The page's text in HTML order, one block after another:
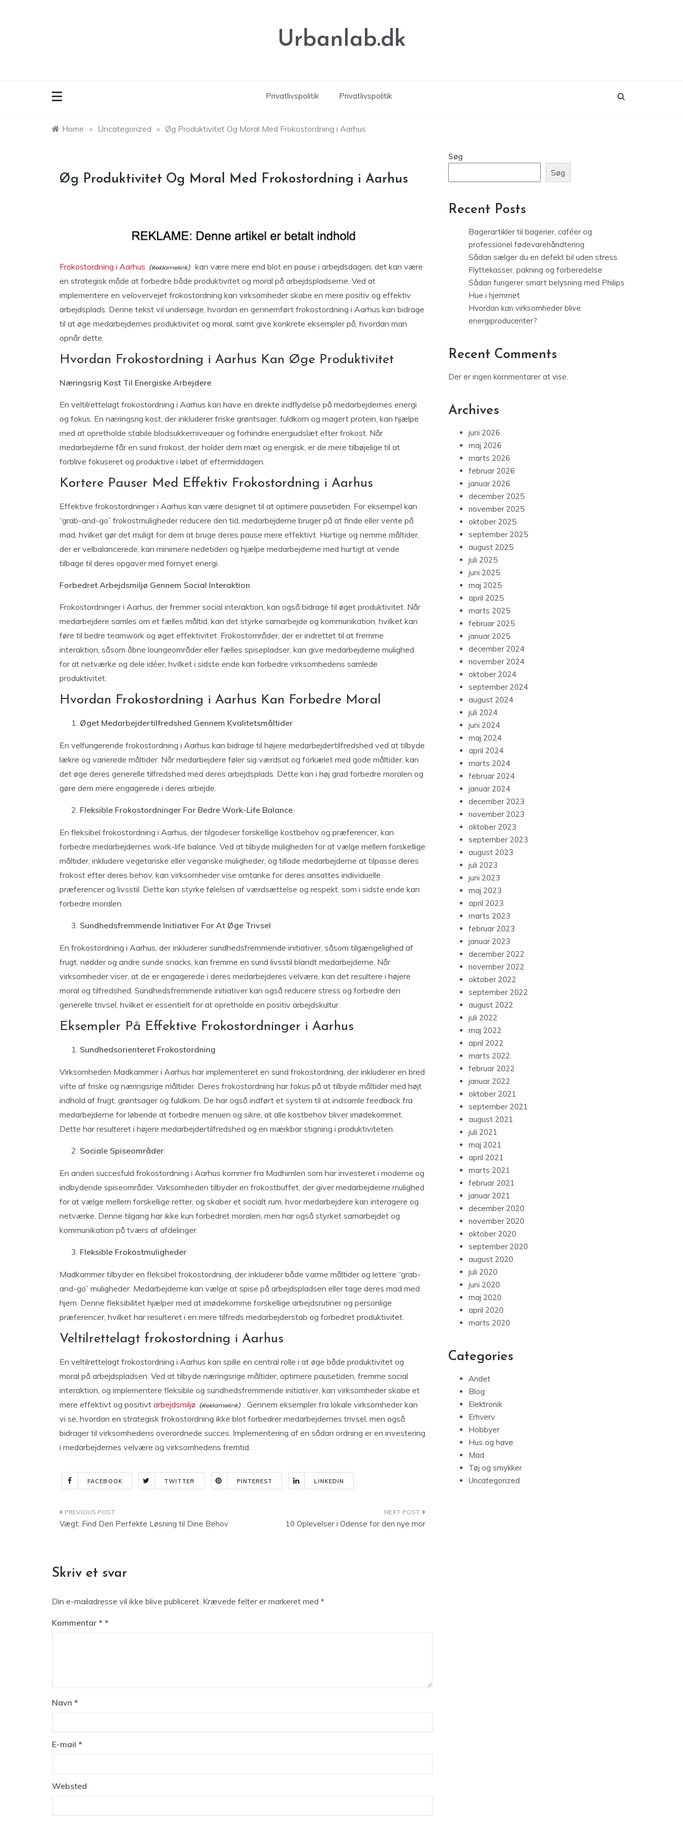
Urbanlab.dk
Privatlivspolitik Privatlivspolitik
Home » Uncategorized » Øg Produktivitet Og Moral Med Frokostordning i Aarhus
Øg Produktivitet Og Moral Med Frokostordning i Aarhus
Frokostordning i Aarhus
kan være mere end blot en pause i arbejdsdagen; det kan være
en strategisk måde at forbedre både produktivitet og moral på arbejdspladserne. Ved at
implementere en velovervejet frokostordning kan virksomheder skabe en mere positiv og effektiv
arbejdsplads. Denne tekst vil undersøge, hvordan en gennemført frokostordning i Aarhus kan bidrage
til at øge medarbejdernes produktivitet og moral, samt give konkrete eksempler på, hvordan man
opnår dette.
Hvordan Frokostordning i Aarhus Kan Øge Produktivitet
Næringsrig Kost Til Energiske Arbejdere
En veltilrettelagt frokostordning i Aarhus kan have en direkte indflydelse på medarbejdernes energi
og fokus. En næringsrig kost, der inkluderer friske grøntsager, fuldkorn og magert protein, kan hjælpe
med at opretholde stabile blodsukkerniveauer og forhindre energiudslæt efter frokost. Når
medarbejderne får en sund frokost, der holder dem mæt og energisk, er de mere tilbøjelige til at
forblive fokuseret og produktive i løbet af eftermiddagen.
Kortere Pauser Med Effektiv Frokostordning i Aarhus
Effektive frokostordninger i Aarhus kan være designet til at optimere pausetiden. For eksempel kan
“grab-and-go” frokostmuligheder reducere den tid, medarbejderne bruger på at finde eller vente på
mad, hvilket gør det muligt for dem at bruge deres pause mere effektivt. Hurtige og nemme måltider,
der er velbalancerede, kan minimere nedetiden og hjælpe medarbejderne med hurtigt at vende
tilbage til deres opgaver med fornyet energi.
Forbedret Arbejdsmiljø Gennem Social Interaktion
Frokostordninger i Aarhus, der fremmer social interaktion, kan også bidrage til øget produktivitet. Når
medarbejdere samles om et fælles måltid, kan det styrke samarbejde og kommunikation, hvilket kan
føre til bedre teamwork og øget effektivitet. Frokostområder, der er indrettet til at fremme
interaktion, såsom åbne loungeområder eller fælles spisepladser, kan give medarbejderne mulighed
for at netværke og dele idéer, hvilket i sidste ende kan forbedre virksomhedens samlede
produktivitet.
Hvordan Frokostordning i Aarhus Kan Forbedre Moral
Øget Medarbejdertilfredshed Gennem Kvalitetsmåltider
En velfungerende frokostordning i Aarhus kan bidrage til højere medarbejdertilfredshed ved at tilbyde
lækre og varierede måltider. Når medarbejdere føler sig værdsat og forkælet med gode måltider, kan
det øge deres generelle tilfredshed med deres arbejdsplads. Dette kan i høj grad forbedre moralen og
gøre dem mere engagerede i deres arbejde.
Fleksible Frokostordninger For Bedre Work-Life Balance
En fleksibel frokostordning i Aarhus, der tilgodeser forskellige kostbehov og præferencer, kan
forbedre medarbejdernes work-life balance. Ved at tilbyde muligheden for at vælge mellem forskellige
måltider, inkludere vegetariske eller veganske muligheder, og tillade medarbejderne at tilpasse deres
frokost efter deres behov, kan virksomheder vise omtanke for deres ansattes individuelle
præferencer og livsstil. Dette kan styrke følelsen af værdsættelse og respekt, som i sidste ende kan
forbedre moralen.
Sundhedsfremmende Initiativer For At Øge Trivsel
En frokostordning i Aarhus, der inkluderer sundhedsfremmende initiativer, såsom tilgængelighed af
frugt, nødder og andre sunde snacks, kan fremme en sund livsstil blandt medarbejderne. Når
virksomheder viser, at de er engagerede i deres medarbejderes velvære, kan det resultere i højere
moral og tilfredshed. Sundhedsfremmende initiativer kan også reducere stress og forbedre den
generelle trivsel, hvilket er essentielt for at opretholde en positiv arbejdskultur.
Eksempler På Effektive Frokostordninger i Aarhus
Sundhedsorienteret Frokostordning
Virksomheden Madkammer i Aarhus har implementeret en sund frokostordning, der inkluderer en bred
vifte af friske og næringsrige måltider. Deres frokostordning har fokus på at tilbyde måltider med højt
indhold af frugt, grøntsager og fuldkorn. De har også indført et system til at indsamle feedback fra
medarbejderne for løbende at forbedre menuen og sikre, at alle kostbehov bliver imødekommet.
Dette har resulteret i højere medarbejdertilfredshed og en mærkbar stigning i produktiviteten.
Sociale Spiseområder
En anden succesfuld frokostordning i Aarhus kommer fra Madhimlen som har investeret i moderne og
indbydende spiseområder. Virksomheden tilbyder en frokostbuffet, der giver medarbejderne mulighed
for at vælge mellem forskellige retter, og skaber et socialt rum, hvor medarbejdere kan interagere og
netværke. Denne tilgang har ikke kun forbedret moralen, men har også styrket samarbejdet og
kommunikation på tværs af afdelinger.
Fleksible Frokostmuligheder
Madkammer tilbyder en fleksibel frokostordning, der inkluderer både varme måltider og lettere “grab-
and-go” muligheder. Medarbejderne kan vælge at spise på arbejdspladsen eller tage deres mad med
hjem. Denne fleksibilitet hjælper med at imødekomme forskellige arbejdsrutiner og personlige
præferencer, hvilket har resulteret i en mere tilfreds medarbejderstab og forbedret produktivitet.
Veltilrettelagt frokostordning i Aarhus
En veltilrettelagt frokostordning i Aarhus kan spille en central rolle i at øge både produktivitet og
moral på arbejdspladsen. Ved at tilbyde næringsrige måltider, optimere pausetiden, fremme social
interaktion, og implementere fleksible og sundhedsfremmende initiativer, kan virksomheder skabe et
mere effektivt og positivt arbejdsmiljø
. Gennem eksempler fra lokale virksomheder kan
vi se, hvordan en strategisk frokostordning ikke blot forbedrer medarbejdernes trivsel, men også
bidrager til virksomhedens overordnede succes. Implementering af en sådan ordning er en investering
i medarbejdernes velvære og virksomhedens fremtid.
FACEBOOK TWITTER PINTEREST LINKEDIN
Indlægsnavigation
Vægt: Find Den Perfekte Løsning til Dine Behov 10 Oplevelser i Odense for den nye mor
Skriv et svar
Din e-mailadresse vil ikke blive publiceret. Krævede felter er markeret med *
Kommentar *
Navn *
E-mail *
Websted
Søg
Søg
Recent Posts
Bagerartikler til bagerier, caféer og
professionel fødevarehåndtering
Sådan sælger du en defekt bil uden stress
Flyttekasser, pakning og forberedelse
Sådan fungerer smart belysning med Philips
Hue i hjemmet
Hvordan kan virksomheder blive
energiproducenter?
Recent Comments
Der er ingen kommentarer at vise.
Archives
juni 2026
maj 2026
marts 2026
februar 2026
januar 2026
december 2025
november 2025
oktober 2025
september 2025
august 2025
juli 2025
juni 2025
maj 2025
april 2025
marts 2025
februar 2025
januar 2025
december 2024
november 2024
oktober 2024
september 2024
august 2024
juli 2024
juni 2024
maj 2024
april 2024
marts 2024
februar 2024
januar 2024
december 2023
november 2023
oktober 2023
september 2023
august 2023
juli 2023
juni 2023
maj 2023
april 2023
marts 2023
februar 2023
januar 2023
december 2022
november 2022
oktober 2022
september 2022
august 2022
juli 2022
maj 2022
april 2022
marts 2022
februar 2022
januar 2022
oktober 2021
september 2021
august 2021
juli 2021
maj 2021
april 2021
marts 2021
februar 2021
januar 2021
december 2020
november 2020
oktober 2020
september 2020
august 2020
juli 2020
juni 2020
maj 2020
april 2020
marts 2020
Categories
Andet
Blog
Elektronik
Erhverv
Hobbyer
Hus og have
Mad
Tøj og smykker
Uncategorized